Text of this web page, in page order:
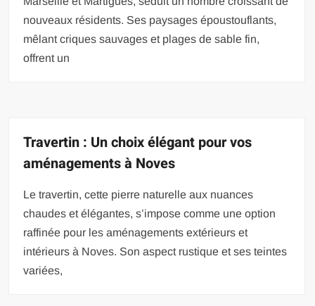
nouveaux résidents. Ses paysages époustouflants,
mêlant criques sauvages et plages de sable fin,
offrent un
Travertin : Un choix élégant pour vos
aménagements à Noves
Le travertin, cette pierre naturelle aux nuances
chaudes et élégantes, s’impose comme une option
raffinée pour les aménagements extérieurs et
intérieurs à Noves. Son aspect rustique et ses teintes
variées,